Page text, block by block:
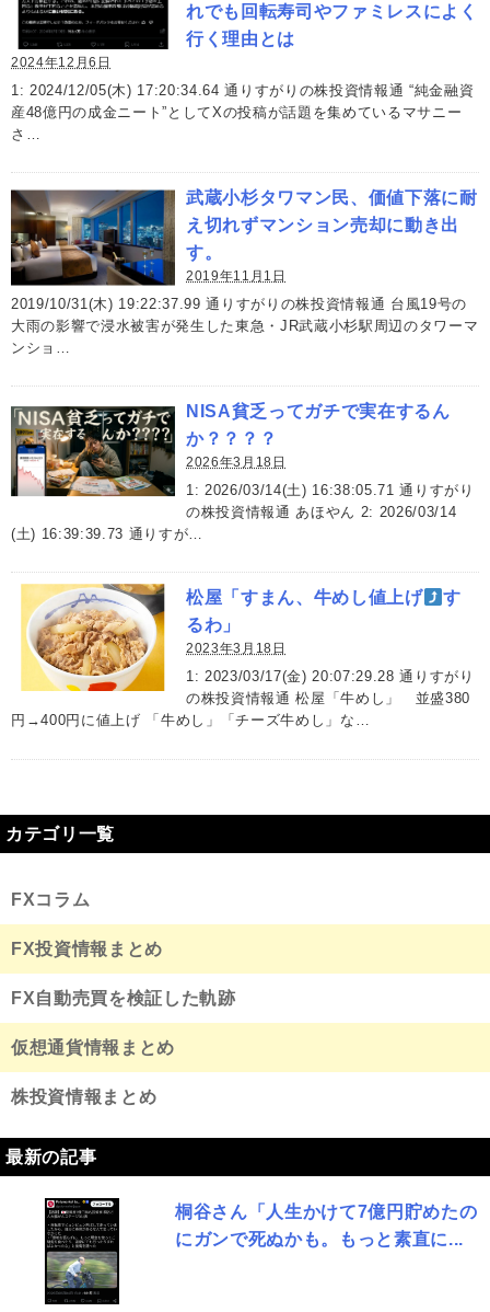
れでも回転寿司やファミレスによく
行く理由とは
2024年12月6日
1: 2024/12/05(木) 17:20:34.64 通りすがりの株投資情報通 “純金融資
産48億円の成金ニート”としてXの投稿が話題を集めているマサニー
さ…
武蔵小杉タワマン民、価値下落に耐
え切れずマンション売却に動き出
す。
2019年11月1日
2019/10/31(木) 19:22:37.99 通りすがりの株投資情報通 台風19号の
大雨の影響で浸水被害が発生した東急・JR武蔵小杉駅周辺のタワーマ
ンショ…
NISA貧乏ってガチで実在するん
か？？？？
2026年3月18日
1: 2026/03/14(土) 16:38:05.71 通りすがり
の株投資情報通 あほやん 2: 2026/03/14
(土) 16:39:39.73 通りすが…
松屋「すまん、牛めし値上げ
す
るわ」
2023年3月18日
1: 2023/03/17(金) 20:07:29.28 通りすがり
の株投資情報通 松屋「牛めし」 並盛380
円→400円に値上げ 「牛めし」「チーズ牛めし」な…
カテゴリ一覧
FXコラム
FX投資情報まとめ
FX自動売買を検証した軌跡
仮想通貨情報まとめ
株投資情報まとめ
最新の記事
桐谷さん「人生かけて7億円貯めたの
にガンで死ぬかも。もっと素直に...